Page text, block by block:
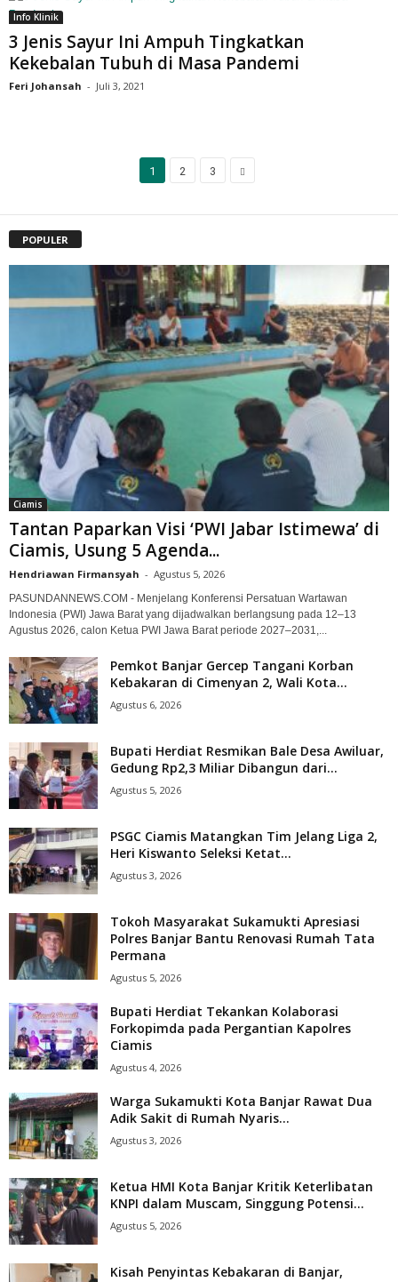
Info Klinik
3 Jenis Sayur Ini Ampuh Tingkatkan
Kekebalan Tubuh di Masa Pandemi
Feri Johansah - Juli 3, 2021
1 2 3
POPULER
Ciamis
Tantan Paparkan Visi ‘PWI Jabar Istimewa’ di
Ciamis, Usung 5 Agenda...
Hendriawan Firmansyah - Agustus 5, 2026
PASUNDANNEWS.COM - Menjelang Konferensi Persatuan Wartawan
Indonesia (PWI) Jawa Barat yang dijadwalkan berlangsung pada 12–13
Agustus 2026, calon Ketua PWI Jawa Barat periode 2027–2031,...
Pemkot Banjar Gercep Tangani Korban
Kebakaran di Cimenyan 2, Wali Kota...
Agustus 6, 2026
Bupati Herdiat Resmikan Bale Desa Awiluar,
Gedung Rp2,3 Miliar Dibangun dari...
Agustus 5, 2026
PSGC Ciamis Matangkan Tim Jelang Liga 2,
Heri Kiswanto Seleksi Ketat...
Agustus 3, 2026
Tokoh Masyarakat Sukamukti Apresiasi
Polres Banjar Bantu Renovasi Rumah Tata
Permana
Agustus 5, 2026
Bupati Herdiat Tekankan Kolaborasi
Forkopimda pada Pergantian Kapolres
Ciamis
Agustus 4, 2026
Warga Sukamukti Kota Banjar Rawat Dua
Adik Sakit di Rumah Nyaris...
Agustus 3, 2026
Ketua HMI Kota Banjar Kritik Keterlibatan
KNPI dalam Muscam, Singgung Potensi...
Agustus 5, 2026
Kisah Penyintas Kebakaran di Banjar,